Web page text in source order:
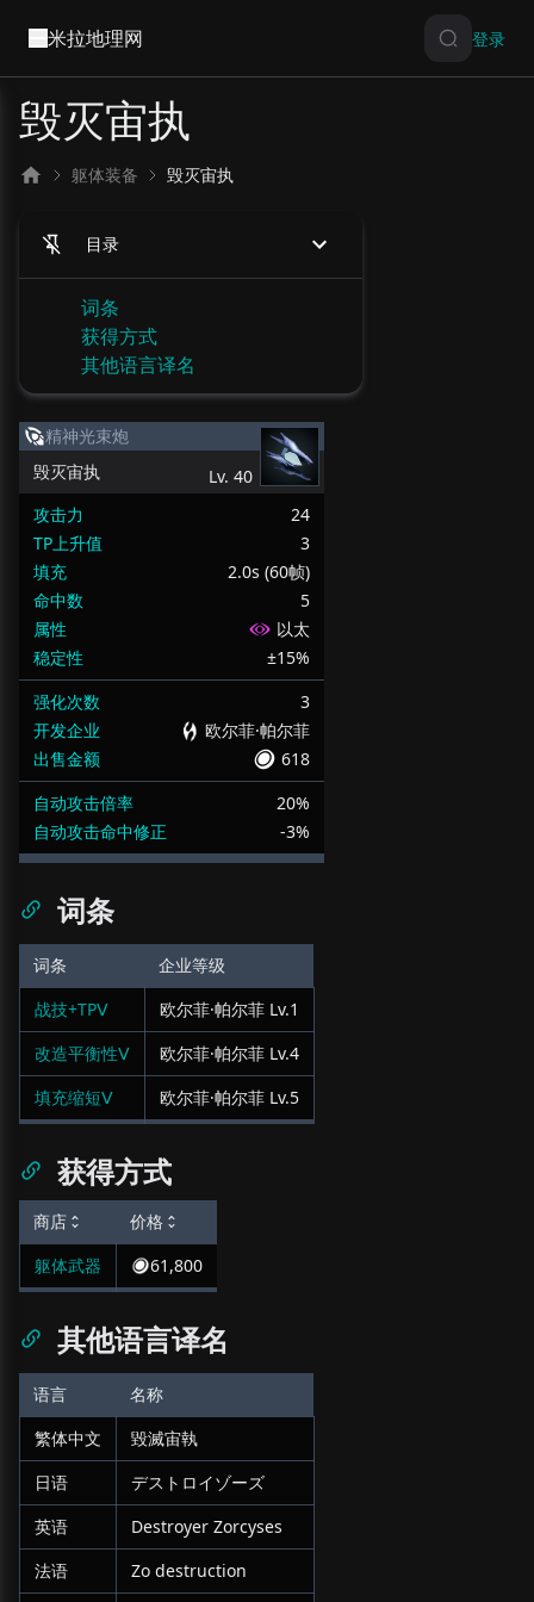
米拉地理网 登录
毁灭宙执
躯体装备 毁灭宙执
目录
词条
获得方式
其他语言译名
精神光束炮
毁灭宙执
Lv. 40
攻击力
24
TP上升值
3
填充
2.0s (60帧)
命中数
5
属性
以太
稳定性
±15%
强化次数
3
开发企业
欧尔菲·帕尔菲
出售金额
618
自动攻击倍率
20%
自动攻击命中修正
-3%
词条
词条
企业等级
战技+TPⅤ
欧尔菲·帕尔菲 Lv.1
改造平衡性Ⅴ
欧尔菲·帕尔菲 Lv.4
填充缩短Ⅴ
欧尔菲·帕尔菲 Lv.5
获得方式
商店
价格
躯体武器
61,800
其他语言译名
语言
名称
繁体中文
毀滅宙執
日语
デストロイゾーズ
英语
Destroyer Zorcyses
法语
Zo destruction